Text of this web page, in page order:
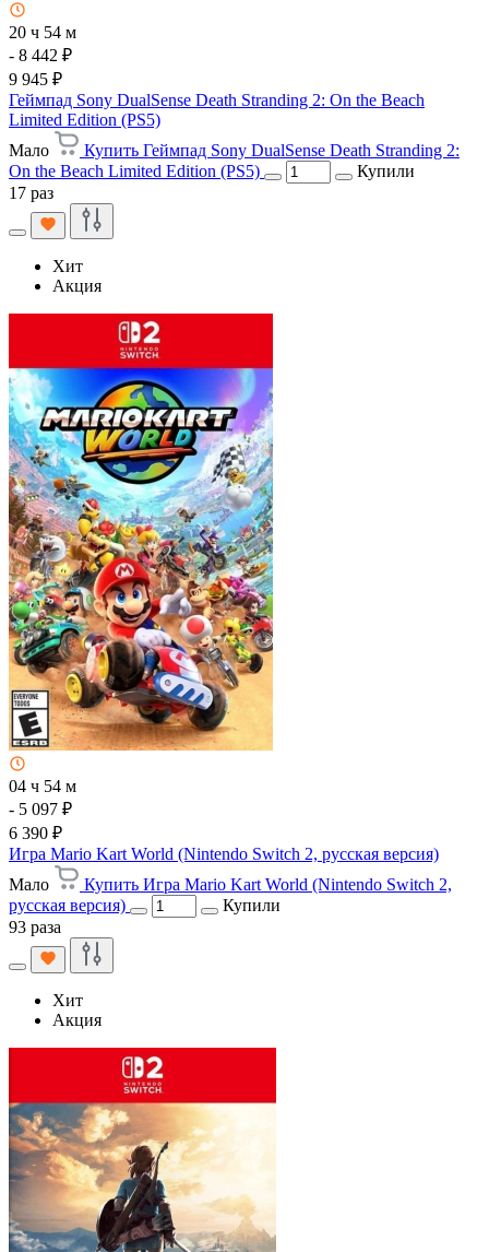
20 ч 54 м
- 8 442 ₽
9 945 ₽
Геймпад Sony DualSense Death Stranding 2: On the Beach
Limited Edition (PS5)
Мало
Купить Геймпад Sony DualSense Death Stranding 2:
On the Beach Limited Edition (PS5)
Купили
17 раз
Хит
Акция
04 ч 54 м
- 5 097 ₽
6 390 ₽
Игра Mario Kart World (Nintendo Switch 2, русская версия)
Мало
Купить Игра Mario Kart World (Nintendo Switch 2,
русская версия)
Купили
93 раза
Хит
Акция